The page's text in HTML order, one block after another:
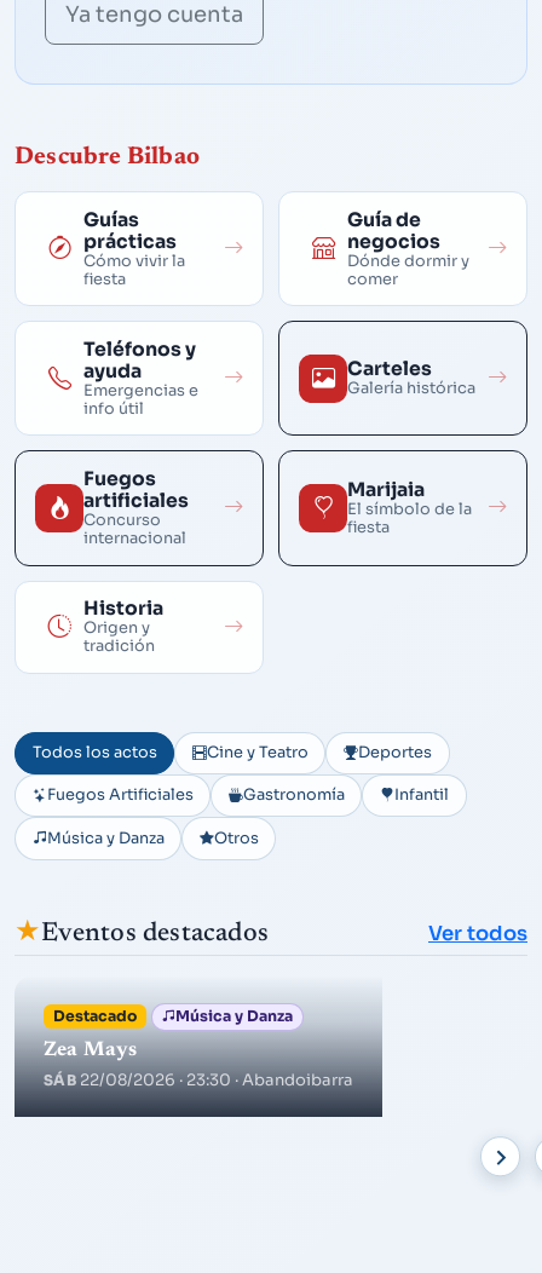
Ya tengo cuenta
Descubre Bilbao
Guías
prácticas
Cómo vivir la
fiesta
Guía de
negocios
Dónde dormir y
comer
Teléfonos y
ayuda
Emergencias e
info útil
Carteles
Galería histórica
Fuegos
artificiales
Concurso
internacional
Marijaia
El símbolo de la
fiesta
Historia
Origen y
tradición
Todos los actos Cine y Teatro Deportes
Fuegos Artificiales Gastronomía Infantil
Música y Danza Otros
★Eventos destacados Ver todos
Destacado
Música y Danza
Zea Mays
SÁB 22/08/2026 · 23:30 · Abandoibarra